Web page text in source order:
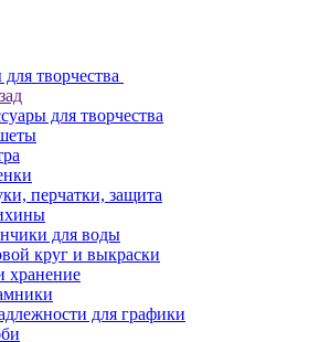
творчества
для творчества
перчатки, защита
для воды
круг и выкраски
хранение
для графики